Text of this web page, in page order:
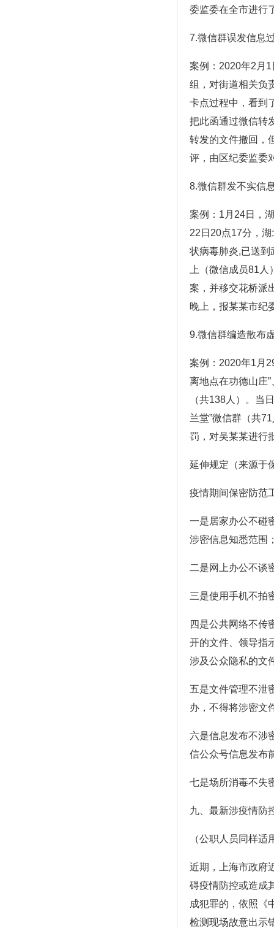
委监委在全市进行
7.微信群误发信息
案例：2020年2月
组，对街道相关负
卡点过程中，看到
把此函通过微信转
转发的文件撤回，
评，由区纪委监委
8.微信群发不实信
案例：1月24日，
22日20点17分，
状病毒肺炎,已送到
上（微信成员81
案，并移交花桥派
晚上，报某某市纪
9.微信群编造散布
案例：2020年1月
离地点在功德山庄
（共138人）。当
兰堂”微信群（共
罚，对吴某某进行
延伸规定（来源于
疫情期间保密防范
一是居家办公不碰
涉密信息知悉范围
二是网上办公不谈
三是使用手机不拍
四是公共网络不传
开的文件、领导指
涉及公众隐私的文
五是文件管理不泄
办，不得将涉密文
六是信息发布不涉
信公众号信息发布
七是场所消毒不失
九、最新涉疫情防
（公职人员同样适
近期，上海市政府
碍疫情防控或造成
成犯罪的，依照《
检测现场故意出示